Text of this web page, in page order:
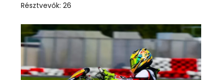
Résztvevők: 26